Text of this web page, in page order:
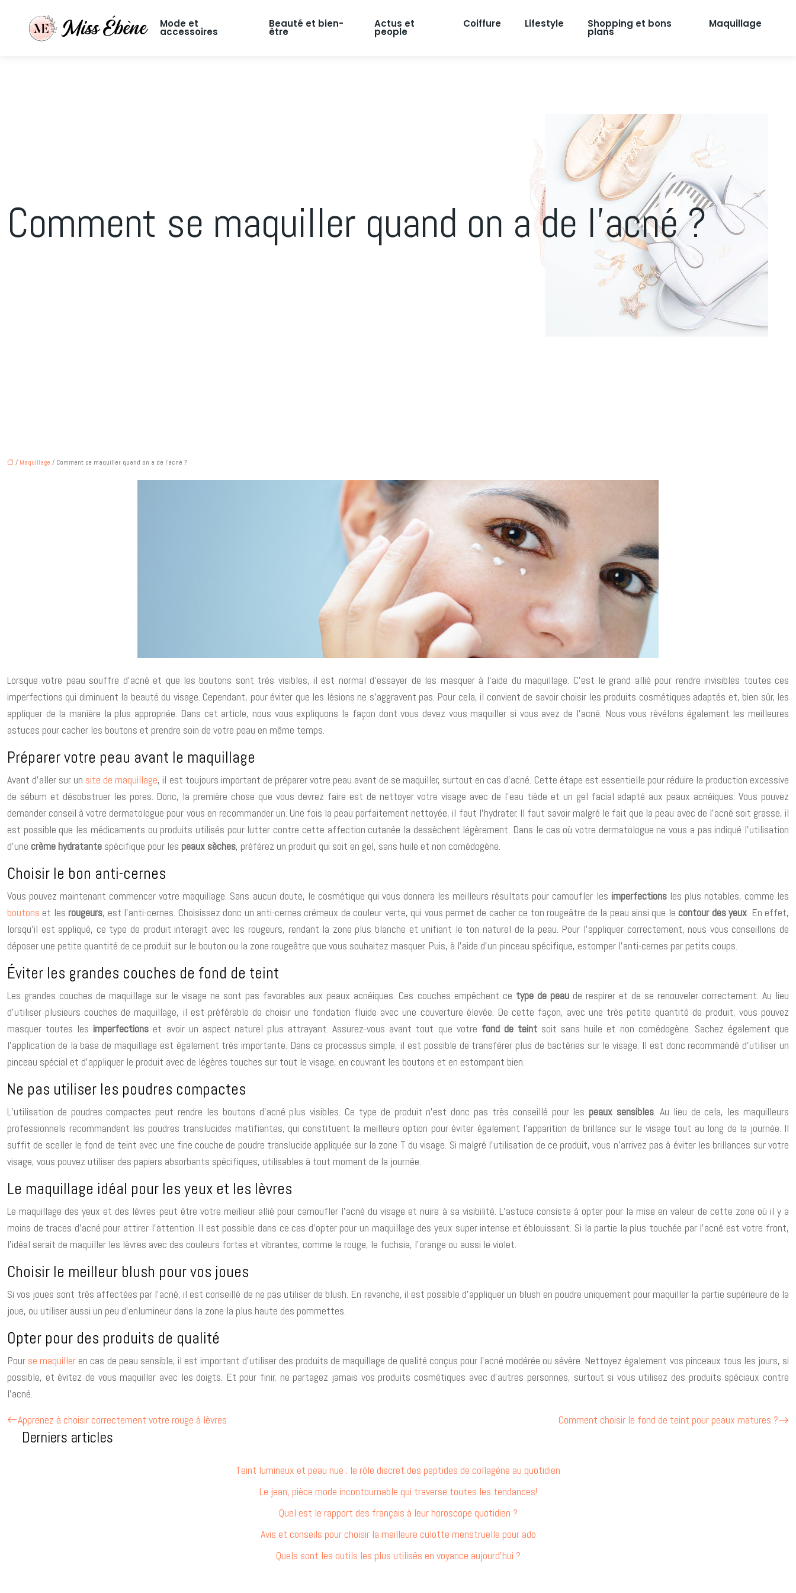
Mode et
accessoires
Beauté et bien-
être
Actus et
people
Coiffure Lifestyle Shopping et bons
plans
Maquillage
Comment se maquiller quand on a de l’acné ?
/ Maquillage / Comment se maquiller quand on a de l’acné ?
Lorsque votre peau souffre d’acné et que les boutons sont très visibles, il est normal d’essayer de les masquer à l’aide du maquillage. C’est le grand allié pour rendre invisibles toutes ces
imperfections qui diminuent la beauté du visage. Cependant, pour éviter que les lésions ne s’aggravent pas. Pour cela, il convient de savoir choisir les produits cosmétiques adaptés et, bien sûr, les
appliquer de la manière la plus appropriée. Dans cet article, nous vous expliquons la façon dont vous devez vous maquiller si vous avez de l’acné. Nous vous révélons également les meilleures
astuces pour cacher les boutons et prendre soin de votre peau en même temps.
Préparer votre peau avant le maquillage
Avant d’aller sur un site de maquillage, il est toujours important de préparer votre peau avant de se maquiller, surtout en cas d’acné. Cette étape est essentielle pour réduire la production excessive
de sébum et désobstruer les pores. Donc, la première chose que vous devrez faire est de nettoyer votre visage avec de l’eau tiède et un gel facial adapté aux peaux acnéiques. Vous pouvez
demander conseil à votre dermatologue pour vous en recommander un. Une fois la peau parfaitement nettoyée, il faut l’hydrater. Il faut savoir malgré le fait que la peau avec de l’acné soit grasse, il
est possible que les médicaments ou produits utilisés pour lutter contre cette affection cutanée la dessèchent légèrement. Dans le cas où votre dermatologue ne vous a pas indiqué l’utilisation
d’une crème hydratante spécifique pour les peaux sèches, préférez un produit qui soit en gel, sans huile et non comédogène.
Choisir le bon anti-cernes
Vous pouvez maintenant commencer votre maquillage. Sans aucun doute, le cosmétique qui vous donnera les meilleurs résultats pour camoufler les imperfectionsles plus notables, comme les
boutons et les rougeurs, est l’anti-cernes. Choisissez donc un anti-cernes crémeux de couleur verte, qui vous permet de cacher ce ton rougeâtre de la peau ainsi que le contour des yeux. En effet,
lorsqu’il est appliqué, ce type de produit interagit avec les rougeurs, rendant la zone plus blanche et unifiant le ton naturel de la peau. Pour l’appliquer correctement, nous vous conseillons de
déposer une petite quantité de ce produit sur le bouton ou la zone rougeâtre que vous souhaitez masquer. Puis, à l’aide d’un pinceau spécifique, estomper l’anti-cernes par petits coups.
Éviter les grandes couches de fond de teint
Les grandes couches de maquillage sur le visage ne sont pas favorables aux peaux acnéiques. Ces couches empêchent ce type de peaude respirer et de se renouveler correctement. Au lieu
d’utiliser plusieurs couches de maquillage, il est préférable de choisir une fondation fluide avec une couverture élevée. De cette façon, avec une très petite quantité de produit, vous pouvez
masquer toutes les imperfections et avoir un aspect naturel plus attrayant. Assurez-vous avant tout que votre fond de teint soit sans huile et non comédogène. Sachez également que
l’application de la base de maquillage est également très importante. Dans ce processus simple, il est possible de transférer plus de bactéries sur le visage. Il est donc recommandé d’utiliser un
pinceau spécial et d’appliquer le produit avec de légères touches sur tout le visage, en couvrant les boutons et en estompant bien.
Ne pas utiliser les poudres compactes
L’utilisation de poudres compactes peut rendre les boutons d’acné plus visibles. Ce type de produit n’est donc pas très conseillé pour les peaux sensibles. Au lieu de cela, les maquilleurs
professionnels recommandent les poudres translucides matifiantes, qui constituent la meilleure option pour éviter également l’apparition de brillance sur le visage tout au long de la journée. Il
suffit de sceller le fond de teint avec une fine couche de poudre translucide appliquée sur la zone T du visage. Si malgré l’utilisation de ce produit, vous n’arrivez pas à éviter les brillances sur votre
visage, vous pouvez utiliser des papiers absorbants spécifiques, utilisables à tout moment de la journée.
Le maquillage idéal pour les yeux et les lèvres
Le maquillage des yeux et des lèvres peut être votre meilleur allié pour camoufler l’acné du visage et nuire à sa visibilité. L’astuce consiste à opter pour la mise en valeur de cette zone où il y a
moins de traces d’acné pour attirer l’attention. Il est possible dans ce cas d’opter pour un maquillage des yeux super intense et éblouissant. Si la partie la plus touchée par l’acné est votre front,
l’idéal serait de maquiller les lèvres avec des couleurs fortes et vibrantes, comme le rouge, le fuchsia, l’orange ou aussi le violet.
Choisir le meilleur blush pour vos joues
Si vos joues sont très affectées par l’acné, il est conseillé de ne pas utiliser de blush. En revanche, il est possible d’appliquer un blush en poudre uniquement pour maquiller la partie supérieure de la
joue, ou utiliser aussi un peu d’enlumineur dans la zone la plus haute des pommettes.
Opter pour des produits de qualité
Pour se maquiller en cas de peau sensible, il est important d’utiliser des produits de maquillage de qualité conçus pour l’acné modérée ou sévère. Nettoyez également vos pinceaux tous les jours, si
possible, et évitez de vous maquiller avec les doigts. Et pour finir, ne partagez jamais vos produits cosmétiques avec d’autres personnes, surtout si vous utilisez des produits spéciaux contre
l’acné.
Apprenez à choisir correctement votre rouge à lèvres
Comment choisir le fond de teint pour peaux matures ?
Derniers articles
Teint lumineux et peau nue : le rôle discret des peptides de collagène au quotidien
Le jean, pièce mode incontournable qui traverse toutes les tendances!
Quel est le rapport des français à leur horoscope quotidien ?
Avis et conseils pour choisir la meilleure culotte menstruelle pour ado
Quels sont les outils les plus utilisés en voyance aujourd’hui ?